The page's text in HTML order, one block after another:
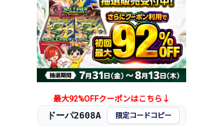
最大92%OFFクーポンはこちら↓
ドーパ2608A 限定コードコピー